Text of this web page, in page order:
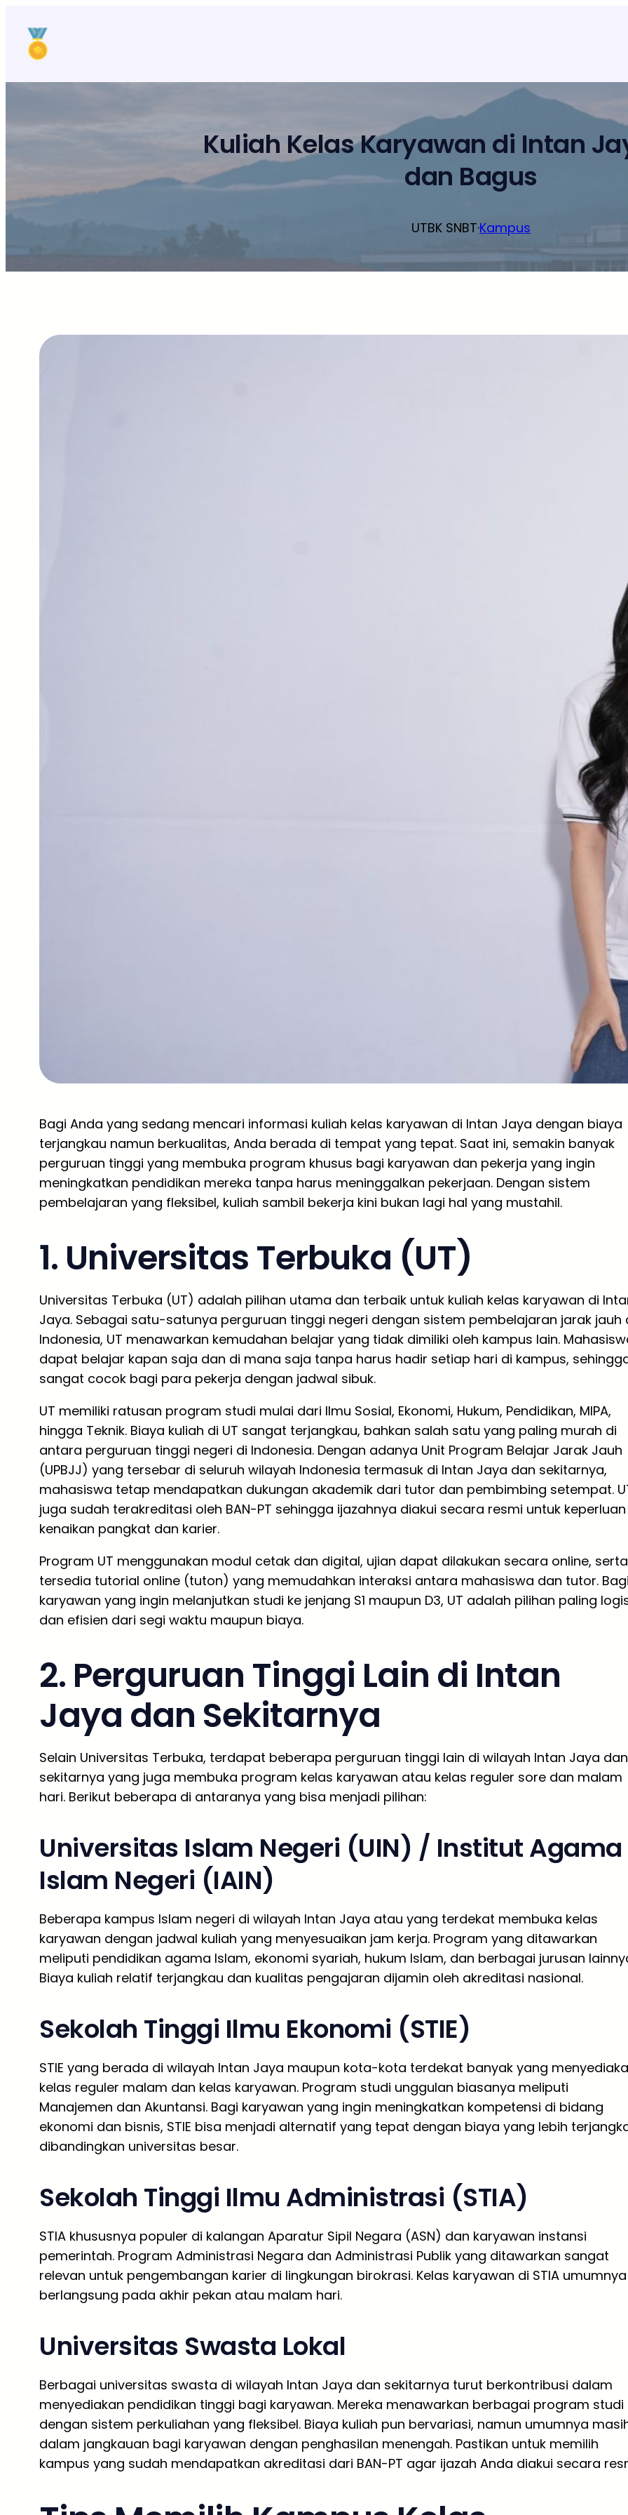
konten
Kuliah Kelas Karyawan di Intan
dan Bagus
UTBK SNBT·Kampus
Bagi Anda yang sedang mencari informasi kuliah kelas karyawan di Intan Jaya dengan biaya
terjangkau namun berkualitas, Anda berada di tempat yang tepat. Saat ini, semakin banyak
perguruan tinggi yang membuka program khusus bagi karyawan dan pekerja yang ingin
meningkatkan pendidikan mereka tanpa harus meninggalkan pekerjaan. Dengan sistem
pembelajaran yang fleksibel, kuliah sambil bekerja kini bukan lagi hal yang mustahil.
1. Universitas Terbuka (UT)
Universitas Terbuka (UT) adalah pilihan utama dan terbaik untuk kuliah kelas karyawan di
Jaya. Sebagai satu-satunya perguruan tinggi negeri dengan sistem pembelajaran jarak jauh
Indonesia, UT menawarkan kemudahan belajar yang tidak dimiliki oleh kampus lain.
dapat belajar kapan saja dan di mana saja tanpa harus hadir setiap hari di kampus,
sangat cocok bagi para pekerja dengan jadwal sibuk.
UT memiliki ratusan program studi mulai dari Ilmu Sosial, Ekonomi, Hukum, Pendidikan, MIPA,
hingga Teknik. Biaya kuliah di UT sangat terjangkau, bahkan salah satu yang paling murah di
antara perguruan tinggi negeri di Indonesia. Dengan adanya Unit Program Belajar Jarak Jauh
(UPBJJ) yang tersebar di seluruh wilayah Indonesia termasuk di Intan Jaya dan sekitarnya,
mahasiswa tetap mendapatkan dukungan akademik dari tutor dan pembimbing setempat.
juga sudah terakreditasi oleh BAN-PT sehingga ijazahnya diakui secara resmi untuk keperluan
kenaikan pangkat dan karier.
Program UT menggunakan modul cetak dan digital, ujian dapat dilakukan secara online, serta
tersedia tutorial online (tuton) yang memudahkan interaksi antara mahasiswa dan tutor.
karyawan yang ingin melanjutkan studi ke jenjang S1 maupun D3, UT adalah pilihan paling
dan efisien dari segi waktu maupun biaya.
2. Perguruan Tinggi Lain di Intan
Jaya dan Sekitarnya
Selain Universitas Terbuka, terdapat beberapa perguruan tinggi lain di wilayah Intan Jaya dan
sekitarnya yang juga membuka program kelas karyawan atau kelas reguler sore dan malam
hari. Berikut beberapa di antaranya yang bisa menjadi pilihan:
Universitas Islam Negeri (UIN) / Institut Agama
Islam Negeri (IAIN)
Beberapa kampus Islam negeri di wilayah Intan Jaya atau yang terdekat membuka kelas
karyawan dengan jadwal kuliah yang menyesuaikan jam kerja. Program yang ditawarkan
meliputi pendidikan agama Islam, ekonomi syariah, hukum Islam, dan berbagai jurusan
Biaya kuliah relatif terjangkau dan kualitas pengajaran dijamin oleh akreditasi nasional.
Sekolah Tinggi Ilmu Ekonomi (STIE)
STIE yang berada di wilayah Intan Jaya maupun kota-kota terdekat banyak yang
kelas reguler malam dan kelas karyawan. Program studi unggulan biasanya meliputi
Manajemen dan Akuntansi. Bagi karyawan yang ingin meningkatkan kompetensi di bidang
ekonomi dan bisnis, STIE bisa menjadi alternatif yang tepat dengan biaya yang lebih
dibandingkan universitas besar.
Sekolah Tinggi Ilmu Administrasi (STIA)
STIA khususnya populer di kalangan Aparatur Sipil Negara (ASN) dan karyawan instansi
pemerintah. Program Administrasi Negara dan Administrasi Publik yang ditawarkan sangat
relevan untuk pengembangan karier di lingkungan birokrasi. Kelas karyawan di STIA umumnya
berlangsung pada akhir pekan atau malam hari.
Universitas Swasta Lokal
Berbagai universitas swasta di wilayah Intan Jaya dan sekitarnya turut berkontribusi dalam
menyediakan pendidikan tinggi bagi karyawan. Mereka menawarkan berbagai program studi
dengan sistem perkuliahan yang fleksibel. Biaya kuliah pun bervariasi, namun umumnya
dalam jangkauan bagi karyawan dengan penghasilan menengah. Pastikan untuk memilih
kampus yang sudah mendapatkan akreditasi dari BAN-PT agar ijazah Anda diakui secara